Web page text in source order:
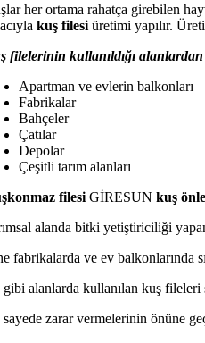
her ortama rahatça girebilen
kuş filesiüretimi yapılır.
filelerinin kullanıldığı alanlardan
Apartman ve evlerin balkonları
Fabrikalar
Bahçeler
Çatılar
Depolar
Çeşitli tarım alanları
filesiGİRESUN kuş
alanda bitki yetiştiriciliği
fabrikalarda ve ev balkonlarında
alanlarda kullanılan kuş fileleri
zarar vermelerinin önüne